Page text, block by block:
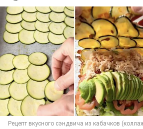
Рецепт вкусного сэндвича из кабачков